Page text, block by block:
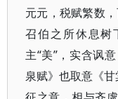
元元，税赋繁数
召伯之所休息树
主“美”，实含讽
泉赋》也取意《